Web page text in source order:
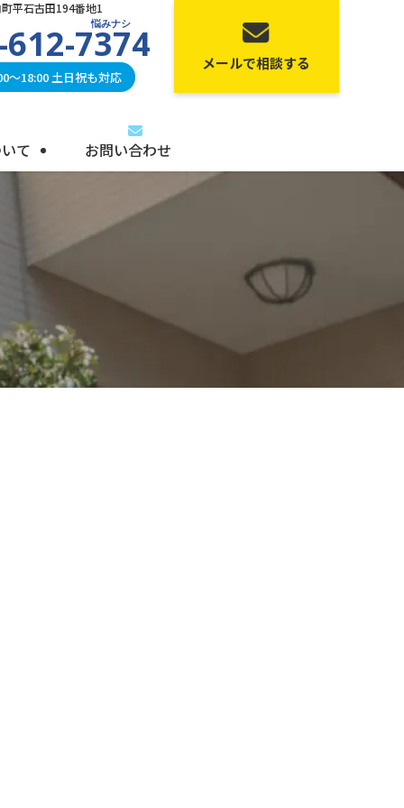
て お問い合わせ
平石古田194番地1
悩みナシ
7374
18:00 土日祝も対応
メールで相談する